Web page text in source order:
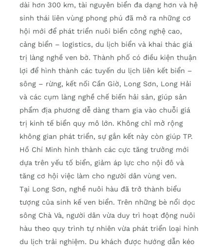
dài hơn 300 km, tài nguyên biển đa dạng hơn và hệ
sinh thái liên vùng phong phú đã mở ra những cơ
hội mới để phát triển nuôi biển công nghệ cao,
cảng biển – logistics, du lịch biển và khai thác giá
trị làng nghề ven bờ. Thành phố có điều kiện thuận
lợi để hình thành các tuyến du lịch liên kết biển –
sông – rừng, kết nối Cần Giờ, Long Sơn, Long Hải
và các cụm làng nghề chế biến hải sản, giúp sản
phẩm địa phương dễ dàng tham gia vào chuỗi giá
trị kinh tế biển quy mô lớn. Không chỉ mở rộng
không gian phát triển, sự gắn kết này còn giúp TP.
Hồ Chí Minh hình thành các cực tăng trưởng mới
dựa trên yếu tố biển, giảm áp lực cho nội đô và
tăng cơ hội việc làm cho người dân vùng ven.
Tại Long Sơn, nghề nuôi hàu đã trở thành biểu
tượng của sinh kế ven biển. Trên những bè nổi dọc
sông Chà Và, người dân vừa duy trì hoạt động nuôi
hàu theo quy trình tự nhiên vừa phát triển loại hình
du lịch trải nghiệm. Du khách được hướng dẫn kéo